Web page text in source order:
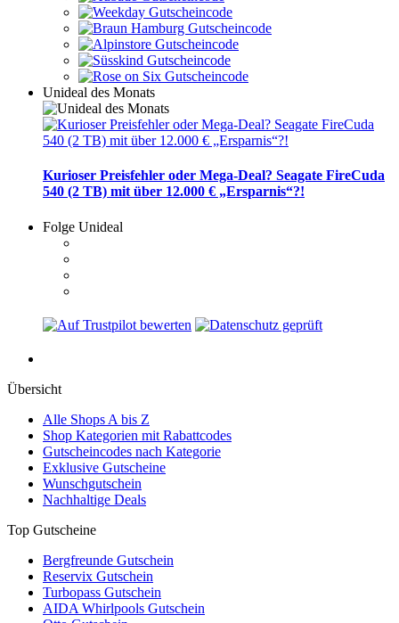
Unideal des Monats
Kurioser Preisfehler oder Mega-Deal? Seagate FireCuda
540 (2 TB) mit über 12.000 € „Ersparnis“?!
Folge Unideal
Übersicht
Alle Shops A bis Z
Shop Kategorien mit Rabattcodes
Gutscheincodes nach Kategorie
Exklusive Gutscheine
Wunschgutschein
Nachhaltige Deals
Top Gutscheine
Bergfreunde Gutschein
Reservix Gutschein
Turbopass Gutschein
AIDA Whirlpools Gutschein